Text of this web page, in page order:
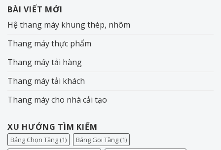
BÀI VIẾT MỚI
Hệ thang máy khung thép, nhôm
Thang máy thực phẩm
Thang máy tải hàng
Thang máy tải khách
Thang máy cho nhà cải tạo
XU HƯỚNG TÌM KIẾM
Bảng Chọn Tầng (1) Bảng Gọi Tầng (1)